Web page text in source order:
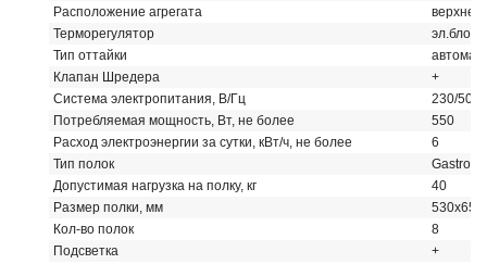
Расположение агрегата
верхнее
Терморегулятор
эл.блок
Тип оттайки
Клапан Шредера
+
Система электропитания, В/Гц
230/50
Потребляемая мощность, Вт, не более
550
Расход электроэнергии за сутки, кВт/ч, не более
6
Тип полок
Допустимая нагрузка на полку, кг
40
Размер полки, мм
530x650
Кол-во полок
8
Подсветка
+